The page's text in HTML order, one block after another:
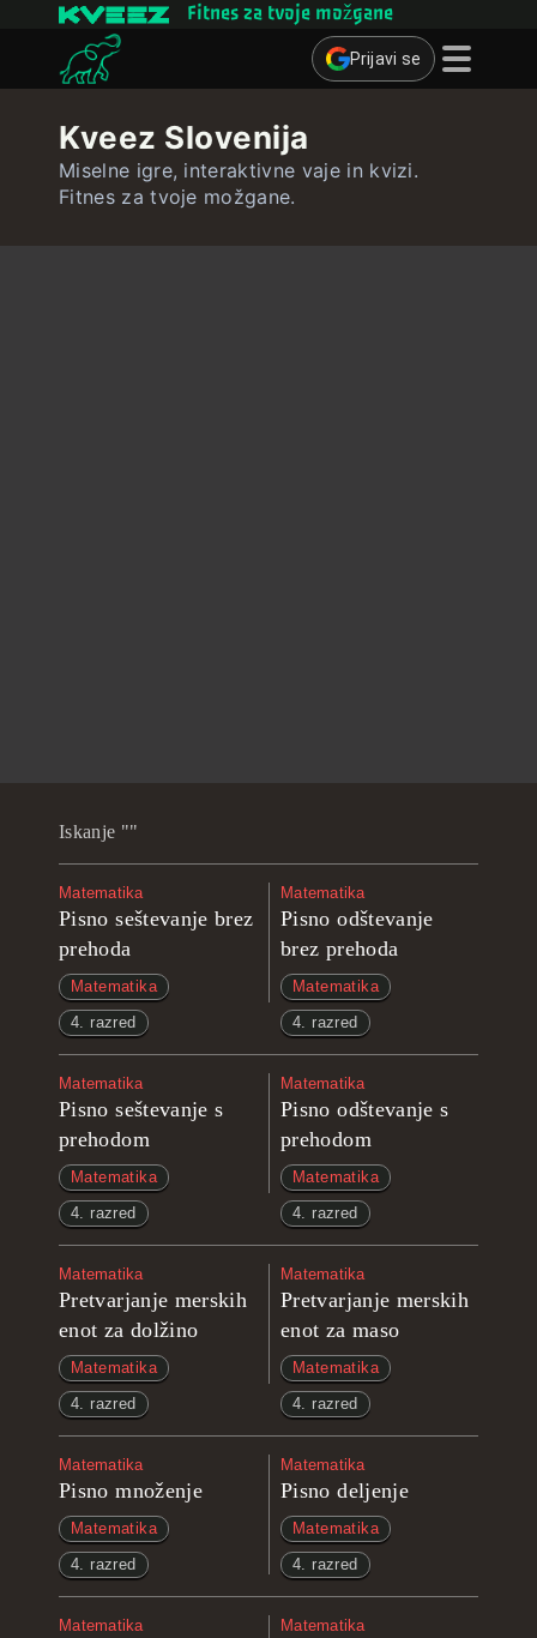
Fitnes za tvoje možgane
Prijavi se
Kvizi
Učne kartice
Kveez Slovenija
Miselne igre, interaktivne vaje in kvizi.
Fitnes za tvoje možgane.
Iskanje ""
Matematika
Pisno seštevanje brez
prehoda
Matematika
4. razred
Matematika
Pisno odštevanje
brez prehoda
Matematika
4. razred
Matematika
Pisno seštevanje s
prehodom
Matematika
4. razred
Matematika
Pisno odštevanje s
prehodom
Matematika
4. razred
Matematika
Pretvarjanje merskih
enot za dolžino
Matematika
4. razred
Matematika
Pretvarjanje merskih
enot za maso
Matematika
4. razred
Matematika
Pisno množenje
Matematika
4. razred
Matematika
Pisno deljenje
Matematika
4. razred
Matematika Matematika